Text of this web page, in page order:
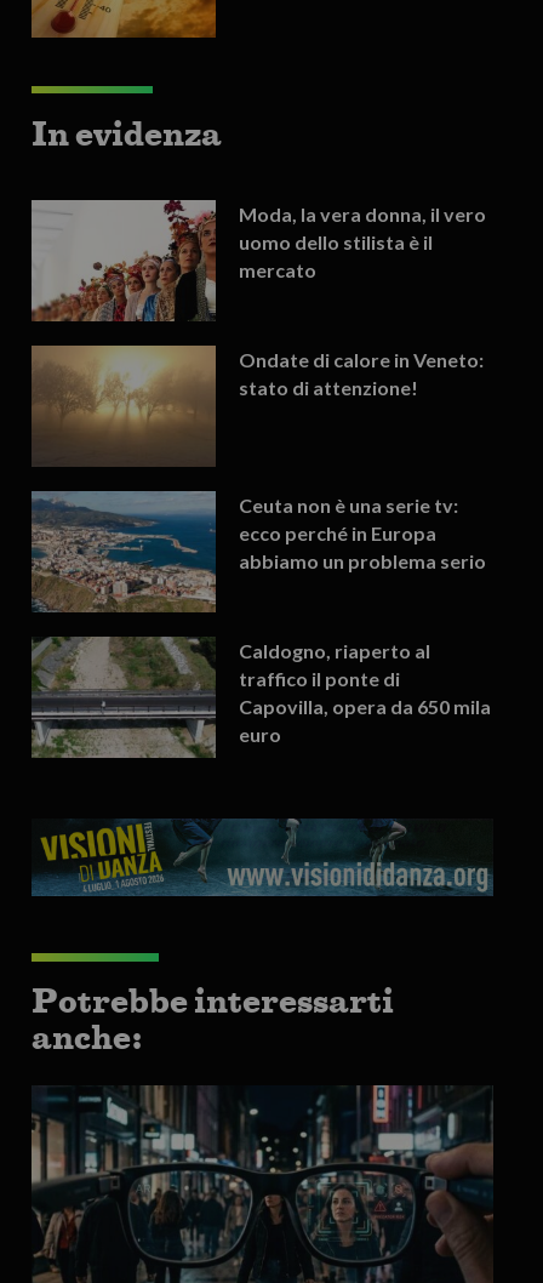
In evidenza
Moda, la vera donna, il vero
uomo dello stilista è il
mercato
Ondate di calore in Veneto:
stato di attenzione!
Ceuta non è una serie tv:
ecco perché in Europa
abbiamo un problema serio
Caldogno, riaperto al
traffico il ponte di
Capovilla, opera da 650 mila
euro
Potrebbe interessarti
anche: